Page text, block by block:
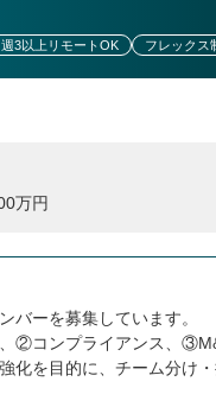
週3以上リモートOK フレックス
万円
バーを募集しています。
②コンプライアンス、
化を目的に、チーム分け